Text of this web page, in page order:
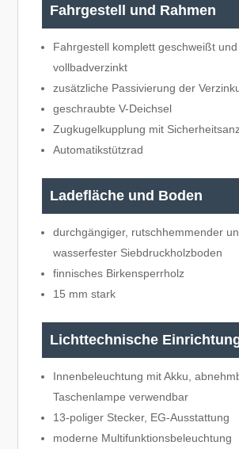
Fahrgestell und Rahmen
Fahrgestell komplett geschweißt und
vollbadverzinkt
zusätzliche Passivierung der
geschraubte V-Deichsel
Zugkugelkupplung mit
Automatikstützrad
Ladefläche und Boden
durchgängiger, rutschhemmender
wasserfester Siebdruckholzboden
finnisches Birkensperrholz
15 mm stark
Lichttechnische
Innenbeleuchtung mit Akku,
Taschenlampe verwendbar
13-poliger Stecker, EG-Ausstattung
moderne Multifunktionsbeleuchtung